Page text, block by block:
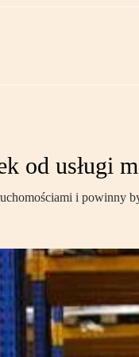
od usługi
i powinny